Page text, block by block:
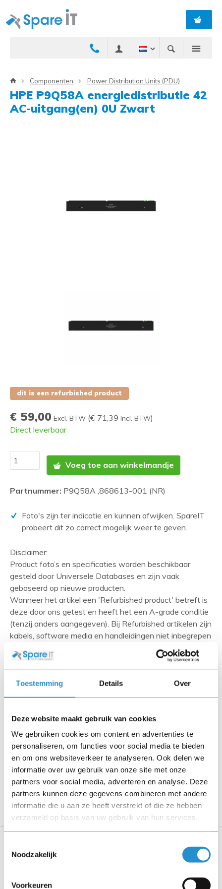
Toestemming Details Over
Deze website maakt gebruik van cookies
We gebruiken cookies om content en advertenties te
personaliseren, om functies voor social media te bieden
en om ons websiteverkeer te analyseren. Ook delen we
informatie over uw gebruik van onze site met onze
partners voor social media, adverteren en analyse. Deze
partners kunnen deze gegevens combineren met andere
informatie die u aan ze heeft verstrekt of die ze hebben
verzameld op basis van uw gebruik van hun services.
Noodzakelijk
Voorkeuren
Componenten Power Distribution Units (PDU)
HPE P9Q58A energiedistributie 42
AC-uitgang(en) 0U Zwart
dit is een refurbished product
€ 59,00 Excl. BTW (€ 71,39 Incl. BTW)
Direct leverbaar
Voeg toe aan winkelmandje
Partnummer: P9Q58A ,868613-001 (NR)
Foto's zijn ter indicatie en kunnen afwijken. SpareIT
probeert dit zo correct mogelijk weer te geven.
Disclaimer:
Product foto’s en specificaties worden beschikbaar
gesteld door Universele Databases en zijn vaak
gebaseerd op nieuwe producten.
Wanneer het artikel een 'Refurbished product' betreft is
deze door ons getest en heeft het een A-grade conditie
(tenzij anders aangegeven). Bij Refurbished artikelen zijn
kabels, software media en handleidingen niet inbegrepen
Let goed op de productbeschrijving en neem bij vragen
contact op met ons.
Omschrijving
Toon meer
LET OP: Op refurbished producten geldt een
garantieperiode van 90 dagen, tenzij anders
aangegeven.
Specificaties
Energie